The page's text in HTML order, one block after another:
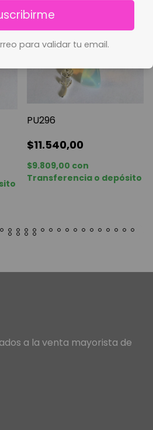
PU296
$11.540,00
$9.809,00 con
Transferencia o depósito
a la venta mayorista de
para validar tu email.